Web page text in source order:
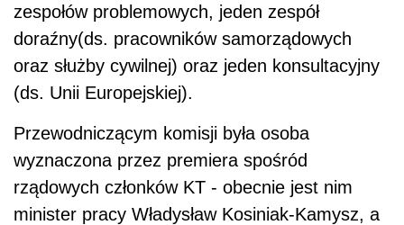
zespołów problemowych, jeden zespół
doraźny(ds. pracowników samorządowych
oraz służby cywilnej) oraz jeden konsultacyjny
(ds. Unii Europejskiej).
Przewodniczącym komisji była osoba
wyznaczona przez premiera spośród
rządowych członków KT - obecnie jest nim
minister pracy Władysław Kosiniak-Kamysz, a